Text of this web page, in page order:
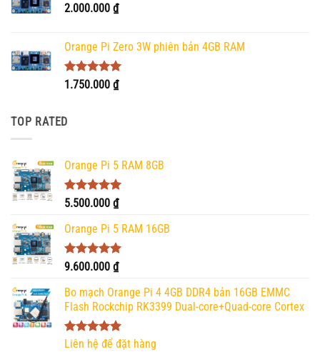
2.000.000 ₫
Orange Pi Zero 3W phiên bản 4GB RAM
Được xếp
1.750.000 ₫
TOP RATED
Orange Pi 5 RAM 8GB
Được xếp
5 sao
5.500.000 ₫
Orange Pi 5 RAM 16GB
Được xếp
5 sao
9.600.000 ₫
Bo mạch Orange Pi 4 4GB DDR4 bản 16GB EMMC
Flash Rockchip RK3399 Dual-core+Quad-core Cortex
Được xếp
Liên hệ để đặt hàng